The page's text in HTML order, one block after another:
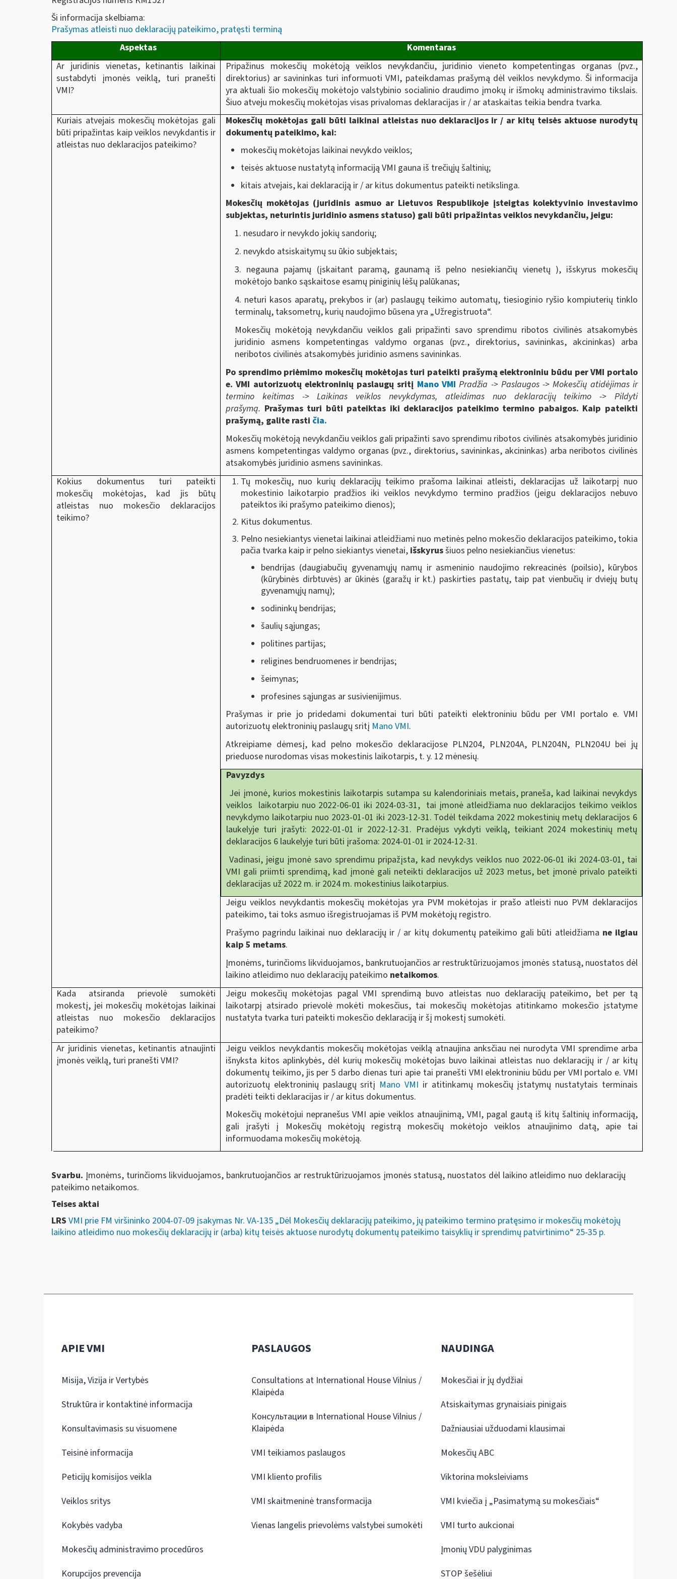
Ši informacija skelbiama:
Prašymas atleisti nuo deklaracijų pateikimo, pratęsti terminą
Aspektas
Komentaras
Ar juridinis vienetas, ketinantis laikinai
sustabdyti įmonės veiklą, turi pranešti
VMI?
Pripažinus mokesčių mokėtoją veiklos nevykdančiu, juridinio vieneto kompetentingas organas (pvz.,
direktorius) ar savininkas turi informuoti VMI, pateikdamas prašymą dėl veiklos nevykdymo. Ši informacija
yra aktuali šio mokesčių mokėtojo valstybinio socialinio draudimo įmokų ir išmokų administravimo tikslais.
Šiuo atveju mokesčių mokėtojas visas privalomas deklaracijas ir / ar ataskaitas teikia bendra tvarka.
Kuriais atvejais mokesčių mokėtojas gali
būti pripažintas kaip veiklos nevykdantis ir
atleistas nuo deklaracijos pateikimo?
Mokesčių mokėtojas gali būti laikinai atleistas nuo deklaracijos ir / ar kitų teisės aktuose nurodytų
dokumentų pateikimo, kai:
mokesčių mokėtojas laikinai nevykdo veiklos;
teisės aktuose nustatytą informaciją VMI gauna iš trečiųjų šaltinių;
kitais atvejais, kai deklaraciją ir / ar kitus dokumentus pateikti netikslinga.
Mokesčių mokėtojas (juridinis asmuo ar Lietuvos Respublikoje įsteigtas kolektyvinio investavimo
subjektas, neturintis juridinio asmens statuso) gali būti pripažintas veiklos nevykdančiu, jeigu:
1. nesudaro ir nevykdo jokių sandorių;
2. nevykdo atsiskaitymų su ūkio subjektais;
3. negauna pajamų (įskaitant paramą, gaunamą iš pelno nesiekiančių vienetų ), išskyrus mokesčių
mokėtojo banko sąskaitose esamų piniginių lėšų palūkanas;
4. neturi kasos aparatų, prekybos ir (ar) paslaugų teikimo automatų, tiesioginio ryšio kompiuterių tinklo
terminalų, taksometrų, kurių naudojimo būsena yra „Užregistruota“.
Mokesčių mokėtoją nevykdančiu veiklos gali pripažinti savo sprendimu ribotos civilinės atsakomybės
juridinio asmens kompetentingas valdymo organas (pvz., direktorius, savininkas, akcininkas) arba
neribotos civilinės atsakomybės juridinio asmens savininkas.
Po sprendimo priėmimo mokesčių mokėtojas turi pateikti prašymą elektroniniu būdu per VMI portalo
e. VMI autorizuotų elektroninių paslaugų sritį Mano VMI Pradžia -> Paslaugos -> Mokesčių atidėjimas ir
termino keitimas -> Laikinas veiklos nevykdymas, atleidimas nuo deklaracijų teikimo -> Pildyti
prašymą. Prašymas turi būti pateiktas iki deklaracijos pateikimo termino pabaigos. Kaip pateikti
prašymą, galite rasti čia.
Mokesčių mokėtoją nevykdančiu veiklos gali pripažinti savo sprendimu ribotos civilinės atsakomybės juridinio
asmens kompetentingas valdymo organas (pvz., direktorius, savininkas, akcininkas) arba neribotos civilinės
atsakomybės juridinio asmens savininkas.
Kokius dokumentus turi pateikti
mokesčių mokėtojas, kad jis būtų
atleistas nuo mokesčio deklaracijos
teikimo?
Tų mokesčių, nuo kurių deklaracijų teikimo prašoma laikinai atleisti, deklaracijas už laikotarpį nuo
mokestinio laikotarpio pradžios iki veiklos nevykdymo termino pradžios (jeigu deklaracijos nebuvo
pateiktos iki prašymo pateikimo dienos);
Kitus dokumentus.
Pelno nesiekiantys vienetai laikinai atleidžiami nuo metinės pelno mokesčio deklaracijos pateikimo, tokia
pačia tvarka kaip ir pelno siekiantys vienetai, išskyrusšiuos pelno nesiekiančius vienetus:
bendrijas (daugiabučių gyvenamųjų namų ir asmeninio naudojimo rekreacinės (poilsio), kūrybos
(kūrybinės dirbtuvės) ar ūkinės (garažų ir kt.) paskirties pastatų, taip pat vienbučių ir dviejų butų
gyvenamųjų namų);
sodininkų bendrijas;
šaulių sąjungas;
politines partijas;
religines bendruomenes ir bendrijas;
šeimynas;
profesines sąjungas ar susivienijimus.
Prašymas ir prie jo pridedami dokumentai turi būti pateikti elektroniniu būdu per VMI portalo e. VMI
autorizuotų elektroninių paslaugų sritį Mano VMI.
Atkreipiame dėmesį, kad pelno mokesčio deklaracijose PLN204, PLN204A, PLN204N, PLN204U bei jų
prieduose nurodomas visas mokestinis laikotarpis, t. y. 12 mėnesių.
Pavyzdys
Jei įmonė, kurios mokestinis laikotarpis sutampa su kalendoriniais metais, praneša, kad laikinai nevykdys
veiklos laikotarpiu nuo 2022-06-01 iki 2024-03-31, tai įmonė atleidžiama nuo deklaracijos teikimo veiklos
nevykdymo laikotarpiu nuo 2023-01-01 iki 2023-12-31. Todėl teikdama 2022 mokestinių metų deklaracijos 6
laukelyje turi įrašyti: 2022-01-01 ir 2022-12-31. Pradėjus vykdyti veiklą, teikiant 2024 mokestinių metų
deklaracijos 6 laukelyje turi būti įrašoma: 2024-01-01 ir 2024-12-31.
Vadinasi, jeigu įmonė savo sprendimu pripažįsta, kad nevykdys veiklos nuo 2022-06-01 iki 2024-03-01, tai
VMI gali priimti sprendimą, kad įmonė gali neteikti deklaracijos už 2023 metus, bet įmonė privalo pateikti
deklaracijas už 2022 m. ir 2024 m. mokestinius laikotarpius.
Jeigu veiklos nevykdantis mokesčių mokėtojas yra PVM mokėtojas ir prašo atleisti nuo PVM deklaracijos
pateikimo, tai toks asmuo išregistruojamas iš PVM mokėtojų registro.
Prašymo pagrindu laikinai nuo deklaracijų ir / ar kitų dokumentų pateikimo gali būti atleidžiama ne ilgiau
kaip 5 metams.
Įmonėms, turinčioms likviduojamos, bankrutuojančios ar restruktūrizuojamos įmonės statusą, nuostatos dėl
laikino atleidimo nuo deklaracijų pateikimo netaikomos.
Kada atsiranda prievolė sumokėti
mokestį, jei mokesčių mokėtojas laikinai
atleistas nuo mokesčio deklaracijos
pateikimo?
Jeigu mokesčių mokėtojas pagal VMI sprendimą buvo atleistas nuo deklaracijų pateikimo, bet per tą
laikotarpį atsirado prievolė mokėti mokesčius, tai mokesčių mokėtojas atitinkamo mokesčio įstatyme
nustatyta tvarka turi pateikti mokesčio deklaraciją ir šį mokestį sumokėti.
Ar juridinis vienetas, ketinantis atnaujinti
įmonės veiklą, turi pranešti VMI?
Jeigu veiklos nevykdantis mokesčių mokėtojas veiklą atnaujina anksčiau nei nurodyta VMI sprendime arba
išnyksta kitos aplinkybės, dėl kurių mokesčių mokėtojas buvo laikinai atleistas nuo deklaracijų ir / ar kitų
dokumentų teikimo, jis per 5 darbo dienas turi apie tai pranešti VMI elektroniniu būdu per VMI portalo e. VMI
autorizuotų elektroninių paslaugų sritį Mano VMI ir atitinkamų mokesčių įstatymų nustatytais terminais
pradėti teikti deklaracijas ir / ar kitus dokumentus.
Mokesčių mokėtojui nepranešus VMI apie veiklos atnaujinimą, VMI, pagal gautą iš kitų šaltinių informaciją,
gali įrašyti į Mokesčių mokėtojų registrą mokesčių mokėtojo veiklos atnaujinimo datą, apie tai
informuodama mokesčių mokėtoją.
Svarbu. Įmonėms, turinčioms likviduojamos, bankrutuojančios ar restruktūrizuojamos įmonės statusą, nuostatos dėl laikino atleidimo nuo deklaracijų
pateikimo netaikomos.
Teises aktai
LRS VMI prie FM viršininko 2004-07-09 įsakymas Nr. VA-135 „Dėl Mokesčių deklaracijų pateikimo, jų pateikimo termino pratęsimo ir mokesčių mokėtojų
laikino atleidimo nuo mokesčių deklaracijų ir (arba) kitų teisės aktuose nurodytų dokumentų pateikimo taisyklių ir sprendimų patvirtinimo“ 25-35 p.
APIE VMI
Misija, Vizija ir Vertybės
Struktūra ir kontaktinė informacija
Konsultavimasis su visuomene
Teisinė informacija
Peticijų komisijos veikla
Veiklos sritys
Kokybės vadyba
Mokesčių administravimo procedūros
Korupcijos prevencija
PASLAUGOS
Consultations at International House Vilnius /
Klaipėda
Консультации в International House Vilnius /
Klaipėda
VMI teikiamos paslaugos
VMI kliento profilis
VMI skaitmeninė transformacija
Vienas langelis prievolėms valstybei sumokėti
NAUDINGA
Mokesčiai ir jų dydžiai
Atsiskaitymas grynaisiais pinigais
Dažniausiai užduodami klausimai
Mokesčių ABC
Viktorina moksleiviams
VMI kviečia į „Pasimatymą su mokesčiais“
VMI turto aukcionai
Įmonių VDU palyginimas
STOP šešėliui